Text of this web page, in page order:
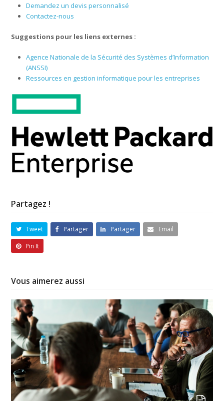
Demandez un devis personnalisé
Contactez-nous
Suggestions pour les liens externes :
Agence Nationale de la Sécurité des Systèmes d’Information
(ANSSI)
Ressources en gestion informatique pour les entreprises
Partagez !
Tweet Partager Partager
Email
Pin It
Vous aimerez aussi